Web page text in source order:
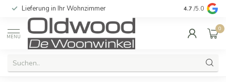
Lieferung in Ihr Wohnzimmer Qualität und
4.7 /5.0
MENU
0